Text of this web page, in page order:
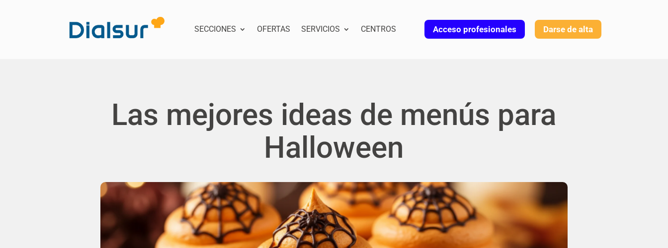
SECCIONES OFERTAS SERVICIOS CENTROS Acceso profesionales Darse de alta
Las mejores ideas de menús para
Halloween